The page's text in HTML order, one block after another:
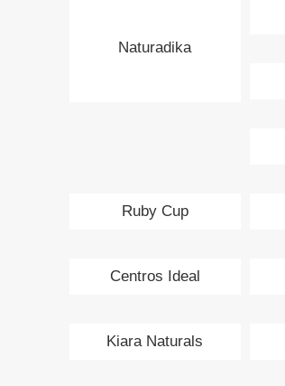
Naturadika
Ruby Cup
Centros Ideal
Kiara Naturals